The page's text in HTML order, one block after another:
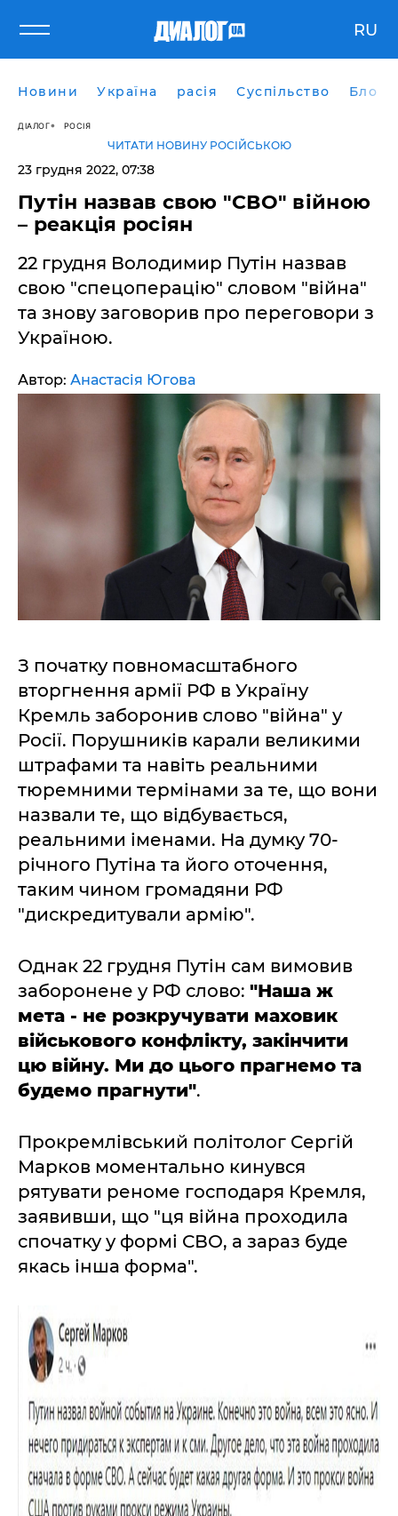
RU
Новини Україна расія Суспільство Блоги
ДІАЛОГ РОСІЯ
ЧИТАТИ НОВИНУ РОСІЙСЬКОЮ
23 грудня 2022, 07:38
Путін назвав свою "СВО" війною
– реакція росіян
22 грудня Володимир Путін назвав
свою "спецоперацію" словом "війна"
та знову заговорив про переговори з
Україною.
Автор: Анастасія Югова
З початку повномасштабного
вторгнення армії РФ в Україну
Кремль заборонив слово "війна" у
Росії. Порушників карали великими
штрафами та навіть реальними
тюремними термінами за те, що вони
назвали те, що відбувається,
реальними іменами. На думку 70-
річного Путіна та його оточення,
таким чином громадяни РФ
"дискредитували армію".
Однак 22 грудня Путін сам вимовив
заборонене у РФ слово: "Наша ж
мета - не розкручувати маховик
військового конфлікту, закінчити
цю війну. Ми до цього прагнемо та
будемо прагнути".
Прокремлівський політолог Сергій
Марков моментально кинувся
рятувати реноме господаря Кремля,
заявивши, що "ця війна проходила
спочатку у формі СВО, а зараз буде
якась інша форма".